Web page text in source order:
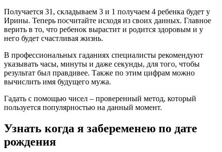
Получается 31, складываем 3 и 1 получаем 4 ребенка будет у
Ирины. Теперь посчитайте исходя из своих данных. Главное
верить в то, что ребенок вырастит и родится здоровым и у
него будет счастливая жизнь.
В профессиональных гаданиях специалисты рекомендуют
указывать часы, минуты и даже секунды, для того, чтобы
результат был правдивее. Также по этим цифрам можно
вычислить имя будущего мужа.
Гадать с помощью чисел – проверенный метод, который
пользуется популярностью на данный момент.
Узнать когда я забеременею по дате
рождения